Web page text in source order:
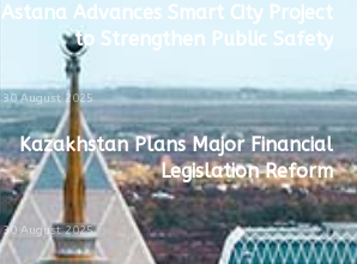
Astana Advances Smart City Project
to Strengthen Public Safety
30 August 2025
Kazakhstan Plans Major Financial
Legislation Reform
30 August 2025